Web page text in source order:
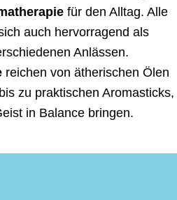
für den Alltag. Alle
auch hervorragend als
Anlässen.
reichen von ätherischen Ölen
zu praktischen Aromasticks,
in Balance bringen.